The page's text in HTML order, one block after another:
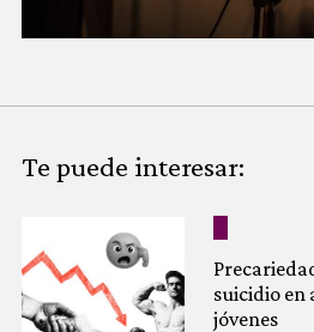
Te puede interesar:
suicidio en
jóvenes